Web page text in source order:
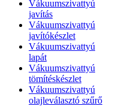
Vákuumszivattyú
javítás
Vákuumszivattyú
javítókészlet
Vákuumszivattyú
lapát
Vákuumszivattyú
tömítéskészlet
Vákuumszivattyú
olajleválasztó szűrő